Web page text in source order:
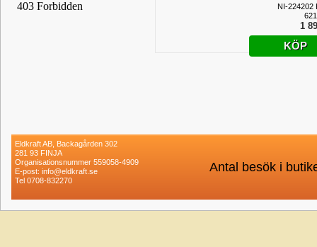
NI-224202
1
KÖP
Eldkraft AB, Backagården 302
281 93 FINJA
Organisationsnummer 559058-4909
E-post: info@eldkraft.se
Tel 0708-832270
Antal besök i